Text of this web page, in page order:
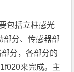
包括立柱感光
部分、传感器部
分，各部分的
来完成。主